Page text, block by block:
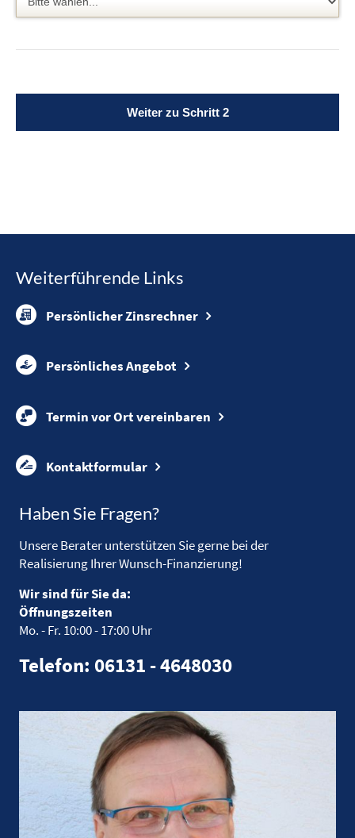
Weiterführende Links
Persönlicher Zinsrechner
Persönliches Angebot
Termin vor Ort vereinbaren
Kontaktformular
Haben Sie Fragen?
Unsere Berater unterstützen Sie gerne bei der
Realisierung Ihrer Wunsch-Finanzierung!
Wir sind für Sie da:
Öffnungszeiten
Mo. - Fr. 10:00 - 17:00 Uhr
Telefon: 06131 - 4648030